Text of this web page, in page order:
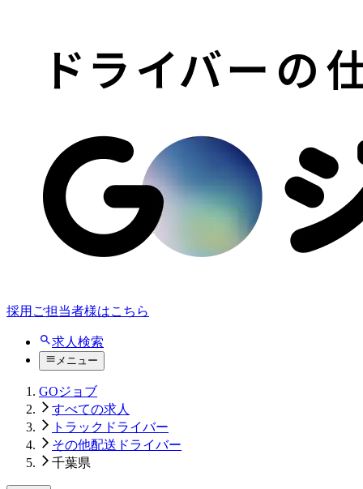
採用ご担当者様はこちら
求人検索
メニュー
GOジョブ
すべての求人
トラックドライバー
その他配送ドライバー
千葉県